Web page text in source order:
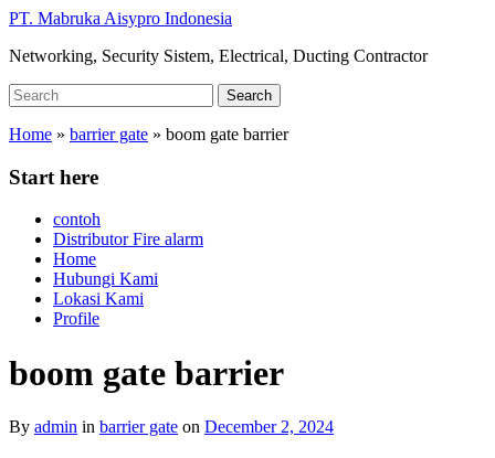
Skip
main
PT. Mabruka Aisypro Indonesia
Networking, Security Sistem, Electrical, Ducting Contractor
Search
for:
Search
Home » barrier gate » boom gate barrier
Start here
contoh
Distributor Fire alarm
Home
Hubungi Kami
Lokasi Kami
Profile
boom gate barrier
By admin in barrier gate on December 2, 2024